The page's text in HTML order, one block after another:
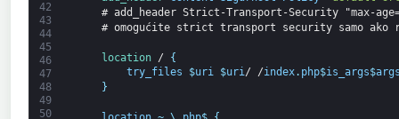
42
43
44
45
46
47
48
49
50
# add_header Strict-Transport-Security "max-
# omogućite strict transport security samo ako
location /
{
try_files
$uri $uri/ /index. php$is_args$
}